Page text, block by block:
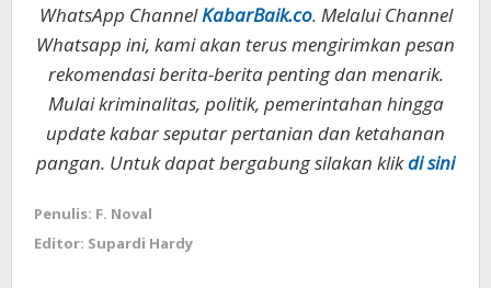
WhatsApp ChannelKabarBaik.co. Melalui Channel
Whatsapp ini, kami akan terus mengirimkan pesan
rekomendasi berita-berita penting dan menarik.
Mulai kriminalitas, politik, pemerintahan hingga
update kabar seputar pertanian dan ketahanan
pangan. Untuk dapat bergabung silakan klikdi sini
Penulis: F. Noval
Editor: Supardi Hardy